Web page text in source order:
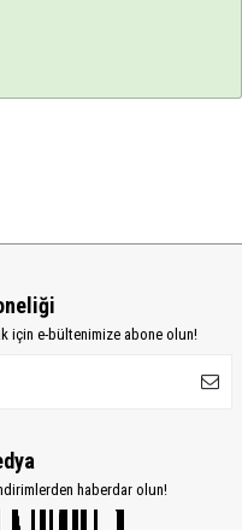
için e-bültenimize abone olun!
haberdar olun!